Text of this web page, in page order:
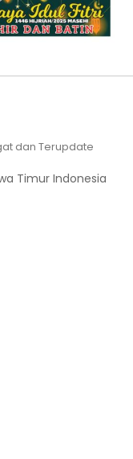
dan Terupdate
Timur Indonesia